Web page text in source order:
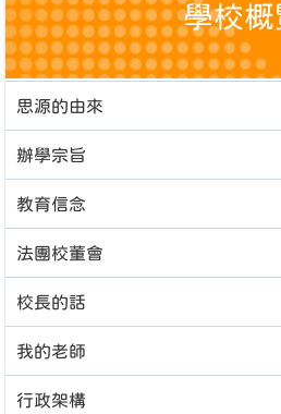
學校概
思源的由來
辦學宗旨
教育信念
法團校董會
校長的話
我的老師
行政架構